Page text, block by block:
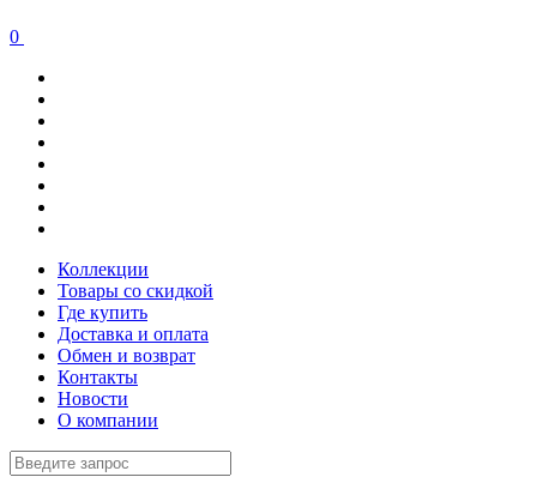
0
Коллекции
Товары со скидкой
Где купить
Доставка и оплата
Обмен и возврат
Контакты
Новости
О компании